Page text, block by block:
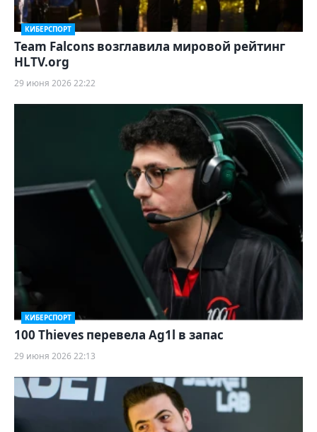
КИБЕРСПОРТ
Team Falcons возглавила мировой рейтинг
HLTV.org
29 июня 2026 22:22
КИБЕРСПОРТ
100 Thieves перевела Ag1l в запас
29 июня 2026 22:13